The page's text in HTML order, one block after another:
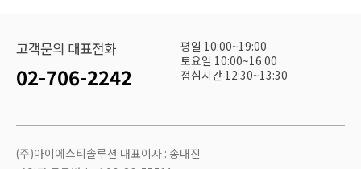
고객문의 대표전화
02-706-2242
평일 10:00~19:00
토요일 10:00~16:00
점심시간 12:30~13:30
(주)아이에스티솔루션 대표이사 : 송대진